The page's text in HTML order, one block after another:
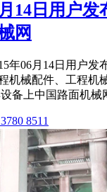
14日用户发
网
年06月14日用户发
机械配件、工程机
备上中国路面机械
8511